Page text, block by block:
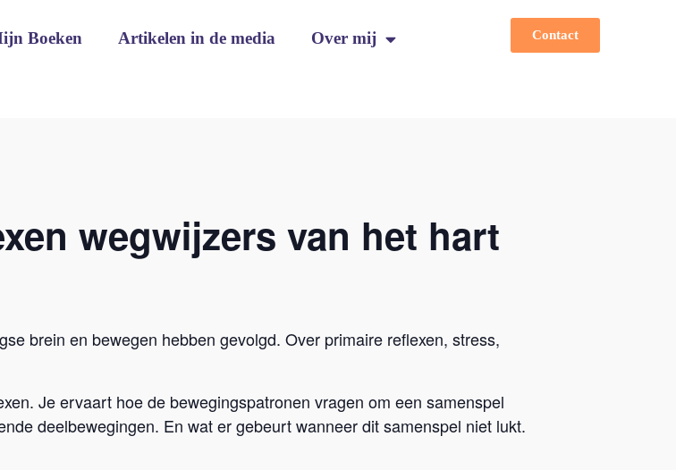
Boeken Artikelen in de media Over mij Contact
wegwijzers van het hart
brein en bewegen hebben gevolgd. Over primaire reflexen, stress,
Je ervaart hoe de bewegingspatronen vragen om een samenspel
deelbewegingen. En wat er gebeurt wanneer dit samenspel niet lukt.